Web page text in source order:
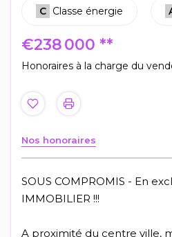
C Classe énergie
€238 000 **
Honoraires à la charge du
Nos honoraires
SOUS COMPROMIS - En
IMMOBILIER !!!
A proximité du centre ville,